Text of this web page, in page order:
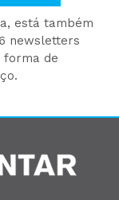
está também
newsletters
forma de